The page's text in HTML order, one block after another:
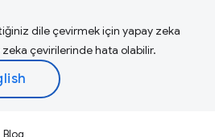
dile çevirmek için yapay zeka
zeka çevirilerinde hata olabilir.
Blog